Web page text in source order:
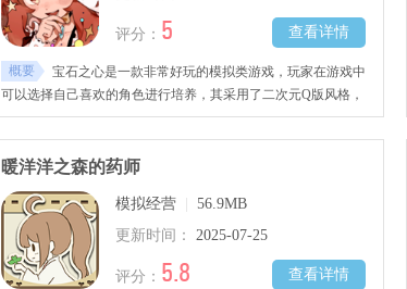
查看详情
评分： 5
概要
宝石之心是一款非常好玩的模拟类游戏，玩家在游戏中
可以选择自己喜欢的角色进行培养，其采用了二次元Q版风格，
十分的可爱，搭配上精彩的游戏剧情能够让人爱不释手。
暖洋洋之森的药师
模拟经营
56.9MB
更新时间：
2025-07-25
查看详情
评分： 5.8